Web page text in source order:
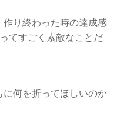
り終わった時の達成感
てすごく素敵なことだ
何を折ってほしいのか